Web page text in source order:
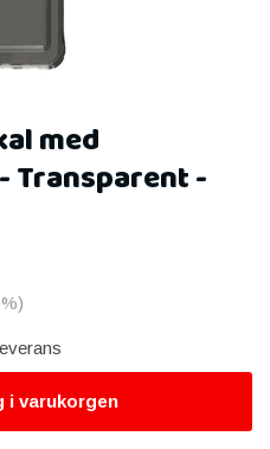
med
Transparent -
%)
i varukorgen